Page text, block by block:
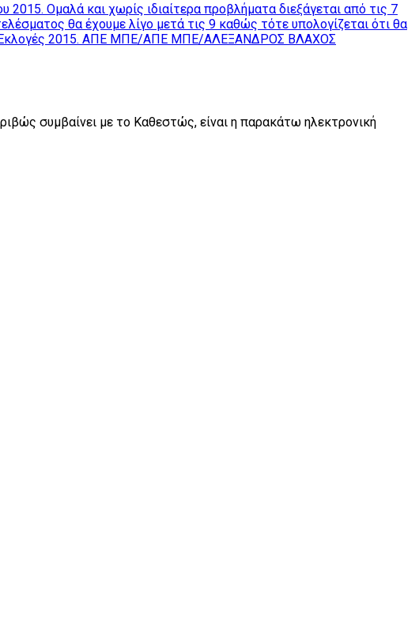
Ομαλά και χωρίς ιδιαίτερα προβλήματα διεξάγεται από τις 7
θα έχουμε λίγο μετά τις 9 καθώς τότε υπολογίζεται ότι θα
Εκλογές 2015. ΑΠΕ ΜΠΕ/ΑΠΕ ΜΠΕ/ΑΛΕΞΑΝΔΡΟΣ ΒΛΑΧΟΣ
συμβαίνει με το Καθεστώς, είναι η παρακάτω ηλεκτρονική